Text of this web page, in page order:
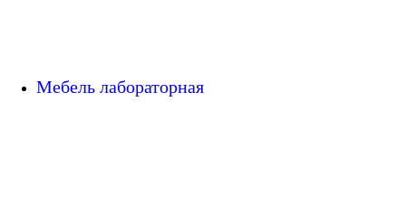
Мебель лабораторная